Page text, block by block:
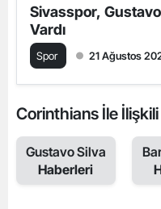
Sivasspor,
Vardı
Spor 21 Ağustos
Corinthians İle
Gustavo Silva
Haberleri